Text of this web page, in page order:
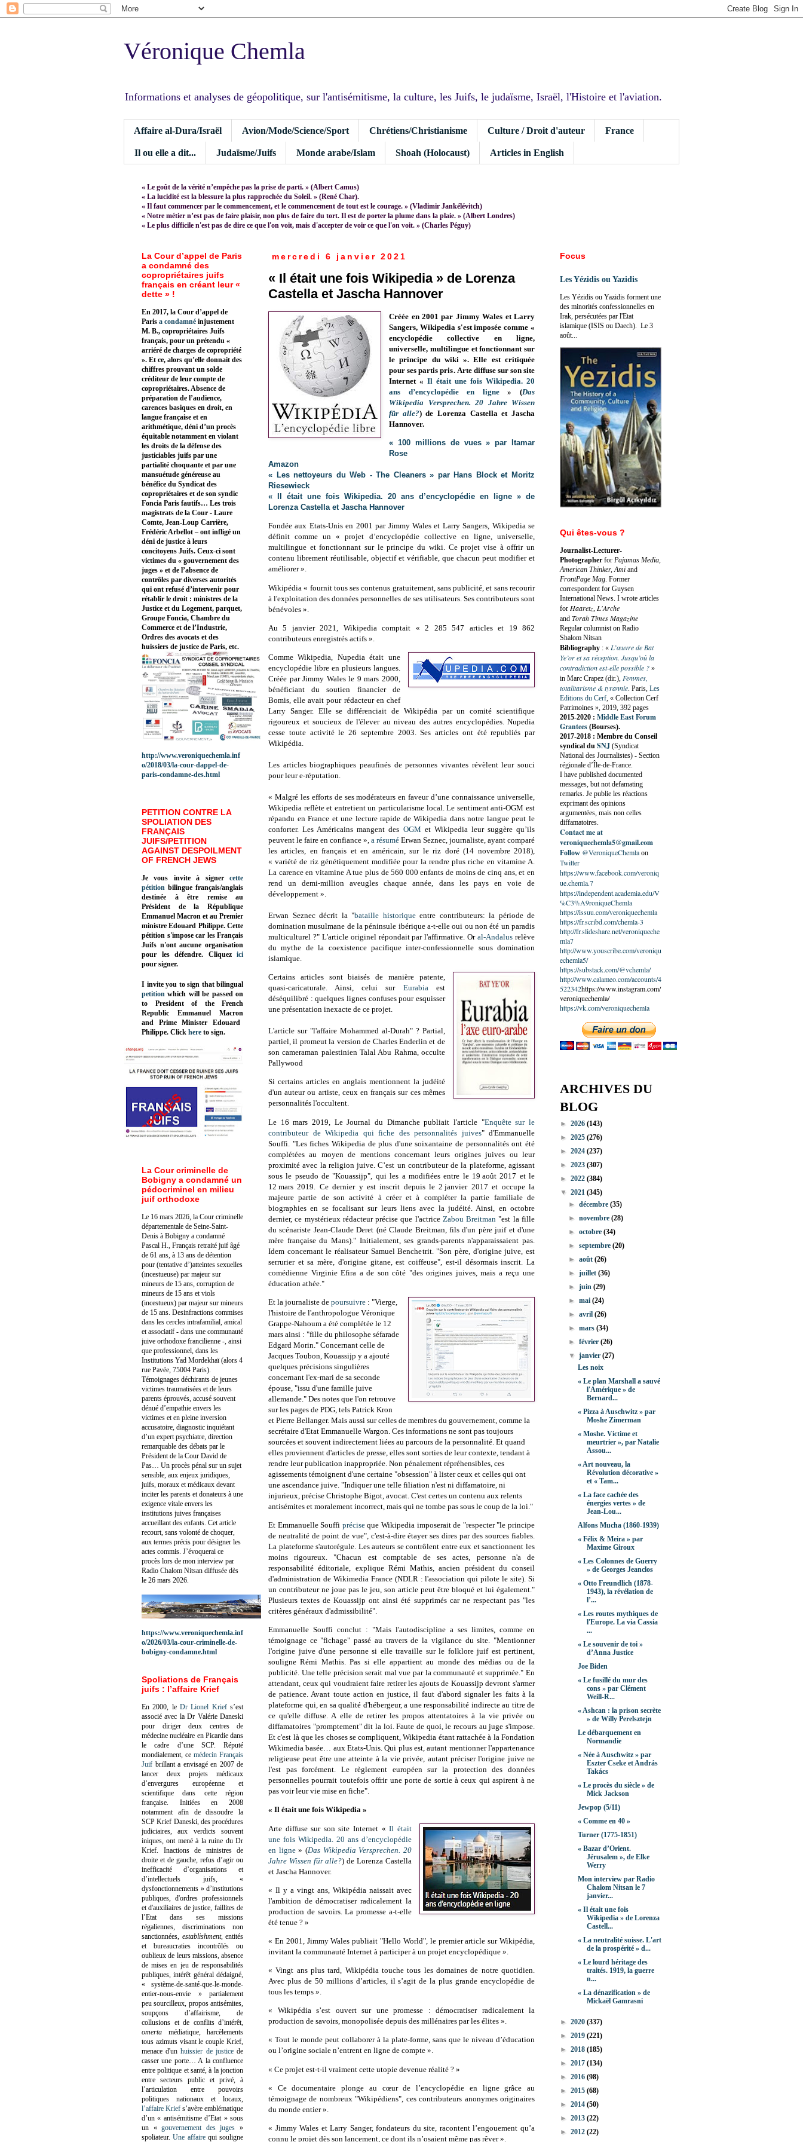
Véronique Chemla
Informations et analyses de géopolitique, sur l'antisémitisme, la culture, les Juifs, le judaïsme, Israël, l'Histoire et l'aviation.
Affaire al-Dura/Israël Avion/Mode/Science/Sport Chrétiens/Christianisme Culture / Droit d'auteur France
Il ou elle a dit... Judaïsme/Juifs Monde arabe/Islam Shoah (Holocaust) Articles in English
« Le goût de la vérité n’empêche pas la prise de parti. » (Albert Camus)
« La lucidité est la blessure la plus rapprochée du Soleil. » (René Char).
« Il faut commencer par le commencement, et le commencement de tout est le courage. » (Vladimir Jankélévitch)
« Notre métier n’est pas de faire plaisir, non plus de faire du tort. Il est de porter la plume dans la plaie. » (Albert Londres)
« Le plus difficile n'est pas de dire ce que l'on voit, mais d'accepter de voir ce que l'on voit. » (Charles Péguy)
mercredi 6 janvier 2021
« Il était une fois Wikipedia » de Lorenza
Castella et Jascha Hannover
Créée en 2001par Jimmy Wales et Larry
Sangers, Wikipedia s'est imposée comme «
encyclopédie collective en ligne,
universelle, multilingue et fonctionnant sur
le principe du wiki». Elle est critiquée
pour ses partis pris. Arte diffuse sur son site
Internet «Il était une fois Wikipedia. 20
ans d’encyclopédie en ligne» (Das
Wikipedia Versprechen. 20 Jahre Wissen
für alle?) de Lorenza Castella et Jascha
Hannover.
« 100 millions de vues » par Itamar
Rose
Amazon
« Les nettoyeurs du Web - The Cleaners » par Hans Block et Moritz
Riesewieck
« Il était une fois Wikipedia. 20 ans d’encyclopédie en ligne » de
Lorenza Castella et Jascha Hannover
Fondée aux Etats-Unis en 2001 par Jimmy Wales et Larry Sangers, Wikipedia se
définit comme un « projet d’encyclopédie collective en ligne, universelle,
multilingue et fonctionnant sur le principe du wiki. Ce projet vise à offrir un
contenu librement réutilisable, objectif et vérifiable, que chacun peut modifier et
améliorer ».
Wikipédia « fournit tous ses contenus gratuitement, sans publicité, et sans recourir
à l'exploitation des données personnelles de ses utilisateurs. Ses contributeurs sont
bénévoles ».
Au 5 janvier 2021, Wikipedia comptait «2 285 547 articles et 19 862
contributeurs enregistrés actifs »
Comme Wikipedia, Nupedia était une
encyclopédie libre en plusieurs langues.
Créée par Jimmy Wales le 9 mars 2000,
bénéficiant du soutien financier de
Bomis, elle avait pour rédacteur en chef
Larry Sanger. Elle se différenciait de Wikipédia par un comité scientifique
rigoureux et soucieux de l'élever au niveau des autres encyclopédies. Nupedia
cesse toute activité le 26 septembre 2003. Ses articles ont été republiés par
Wikipédia.
Les articles biographiques peaufinés de personnes vivantes révèlent leur souci
pour leur e-réputation.
« Malgré les efforts de ses modérateurs en faveur d’une connaissance universelle,
Wikipedia reflète et entretient un particularisme local. Le sentiment anti-OGM est
répandu en France et une lecture rapide de Wikipedia dans notre langue peut le
conforter. Les Américains mangent des OGM et Wikipedia leur suggère qu’ils
peuvent le faire en confiance », a résumé Erwan Seznec, journaliste, ayant comparé
les articles, en français et en américain, sur le riz doré (14 novembre 2018),
« variété de riz génétiquement modifiée pour la rendre plus riche en vitamine A.
La carence en vitamine A tue plus de 560 000 enfants de moins de cinq ans, et en
rend un demi-million aveugles chaque année, dans les pays en voie de
développement ».
Erwan Seznec décrit la "bataille historiqueentre contributeurs: la période de
domination musulmane de la péninsule ibérique a-t-elle oui ou non été un paradis
multiculturel ?" L'article originel répondait par l'affirmative. Oral-Andalusrelève
du mythe de la coexistence pacifique inter-confessionnelle sous domination
islamique.
Certains articles sont biaisés de manière patente,
quasi-caricaturale. Ainsi, celui sur Eurabiaest
déséquilibré : quelques lignes confuses pour esquisser
une présentation inexacte de ce projet.
L'article sur "l'affaire Mohammed al-Durah" ? Partial,
partiel, il promeut la version de Charles Enderlin et de
son cameraman palestinien Talal Abu Rahma, occulte
Pallywood
Si certains articles en anglais mentionnent la judéité
d'un auteur ou artiste, ceux en français sur ces mêmes
personnalités l'occultent.
Le 16 mars 2019, Le Journal du Dimanche publiait l'article "Enquête sur le
contributeur de Wikipedia qui fiche des personnalités juives" d'Emmanuelle
Souffi. "Les fiches Wikipedia de plus d'une soixantaine de personnalités ont été
complétées au moyen de mentions concernant leurs origines juives ou leur
proximité avec la religion juive. C’est un contributeur de la plateforme, agissant
sous le pseudo de "Kouassijp", qui les a modifiées entre le 19 août 2017 et le
12 mars 2019. Ce dernier y est inscrit depuis le 2 janvier 2017 et occupe la
majeure partie de son activité à créer et à compléter la partie familiale de
biographies en se focalisant sur leurs liens avec la judéité. Ainsi, en octobre
dernier, ce mystérieux rédacteur précise que l'actrice Zabou Breitman "est la fille
du scénariste Jean-Claude Deret (né Claude Breitman, fils d'un père juif et d'une
mère française du Mans)." Initialement, ses grands-parents n'apparaissaient pas.
Idem concernant le réalisateur Samuel Benchetrit. "Son père, d'origine juive, est
serrurier et sa mère, d'origine gitane, est coiffeuse", est-il désormais inscrit. La
comédienne Virginie Efira a de son côté "des origines juives, mais a reçu une
éducation athée."
Et la journaliste de poursuivre : "Vierge,
l'histoire de l'anthropologue Véronique
Grappe-Nahoum a été complétée le 12
mars ainsi : "fille du philosophe séfarade
Edgard Morin." Concernant celle de
Jacques Toubon, Kouassijp y a ajouté
quelques précisions singulières
concernant l'ex-mari de sa seconde
épouse, "issu d'une famille juive
allemande." Des notes que l'on retrouve
sur les pages de PDG, tels Patrick Kron
et Pierre Bellanger. Mais aussi sur celles de membres du gouvernement, comme la
secrétaire d'Etat Emmanuelle Wargon. Ces informations ne sont pas toujours
sourcées et souvent indirectement liées au parcours de la personnalité. Et quand
elles proviennent d'articles de presse, elles sont sorties de leur contexte, tendant à
rendre leur publication inappropriée. Non pénalement répréhensibles, ces
agissements témoignent d'une certaine "obsession" à lister ceux et celles qui ont
une ascendance juive. "Indiquer une telle filiation n'est ni diffamatoire, ni
injurieux, précise Christophe Bigot, avocat. C'est certes un contenu aux relents
antisémites et moralement incorrect, mais qui ne tombe pas sous le coup de la loi."
Et Emmanuelle Souffi préciseque Wikipedia imposerait de "respecter "le principe
de neutralité de point de vue", c'est-à-dire étayer ses dires par des sources fiables.
La plateforme s'autorégule. Les auteurs se contrôlent entre eux et sanctionnent les
moins rigoureux. "Chacun est comptable de ses actes, personne n'a de
responsabilité éditoriale, explique Rémi Mathis, ancien président du conseil
d'administration de Wikimedia France (NDLR : l'association qui pilote le site). Si
un contributeur ne joue pas le jeu, son article peut être bloqué et lui également."
Plusieurs textes de Kouassijp ont ainsi été supprimés car ne respectant pas "les
critères généraux d'admissibilité".
Emmanuelle Souffi conclut : "Mais l'autodiscipline a ses limites, comme en
témoignage ce "fichage" passé au travers de la vigilance du site. "Mentionner
l'origine juive d'une personne si elle travaille sur le folklore juif est pertinent,
souligne Rémi Mathis. Pas si elle appartient au monde des médias ou de la
publicité. Une telle précision serait mal vue par la communauté et supprimée." En
attendant, ceux qui voudraient faire retirer les ajouts de Kouassijp devront s'armer
de patience. Avant toute action en justice, il faut d'abord signaler les faits à la
plateforme qui, en sa qualité d'hébergeur, a une responsabilité indirecte au titre de
ce qu'elle diffuse. A elle de retirer les propos attentatoires à la vie privée ou
diffamatoires "promptement" dit la loi. Faute de quoi, le recours au juge s'impose.
Et c'est là que les choses se compliquent, Wikipedia étant rattachée à la Fondation
Wikimedia basée… aux Etats-Unis. Qui plus est, autant mentionner l'appartenance
religieuse peut être une atteinte à la vie privée, autant préciser l'origine juive ne
l'est pas forcément. Le règlement européen sur la protection des données
personnelles pourrait toutefois offrir une porte de sortie à ceux qui aspirent à ne
pas voir leur vie mise en fiche".
« Il était une fois Wikipedia »
Arte diffuse sur son site Internet «Il était
une fois Wikipedia. 20 ans d’encyclopédie
en ligne» (Das Wikipedia Versprechen. 20
Jahre Wissen für alle?) de Lorenza Castella
et Jascha Hannover.
« Il y a vingt ans, Wikipédia naissait avec
l'ambition de démocratiser radicalement la
production de savoirs. La promesse a-t-elle
été tenue ? »
« En 2001, Jimmy Wales publiait "Hello World", le premier article sur Wikipédia,
invitant la communauté Internet à participer à un projet encyclopédique ».
« Vingt ans plus tard, Wikipédia touche tous les domaines de notre quotidien.
Avec plus de 50 millions d’articles, il s’agit de la plus grande encyclopédie de
tous les temps ».
« Wikipédia s’est ouvert sur une promesse : démocratiser radicalement la
production de savoirs, monopolisée depuis des millénaires par les élites ».
« Tout le monde peut collaborer à la plate-forme, sans que le niveau d’éducation
ou l’origine sociale n’entrent en ligne de compte ».
« Ce projet est-t-il vraiment cette utopie devenue réalité ? »
« Ce documentaire plonge au cœur de l’encyclopédie en ligne grâce au
témoignage de nombreux "Wikipédiens", ces contributeurs anonymes originaires
du monde entier ».
« Jimmy Wales et Larry Sanger, fondateurs du site, racontent l’engouement qu’a
connu le projet dès son lancement, ce dont ils n’osaient même pas rêver ».
La Cour d’appel de Paris
a condamné des
copropriétaires juifs
français en créant leur «
dette » !
En 2017, la Cour d’appel de
Paris a condamné injustement
M. B., copropriétaires Juifs
français, pour un prétendu «
arriéré de charges de copropriété
». Et ce, alors qu’elle donnait des
chiffres prouvant un solde
créditeur de leur compte de
copropriétaires. Absence de
préparation de l’audience,
carences basiques en droit, en
langue française et en
arithmétique, déni d’un procès
équitable notamment en violant
les droits de la défense des
justiciables juifs par une
partialité choquante et par une
mansuétude généreuse au
bénéfice du Syndicat des
copropriétaires et de son syndic
Foncia Paris fautifs… Les trois
magistrats de la Cour - Laure
Comte, Jean-Loup Carrière,
Frédéric Arbellot – ont infligé un
déni de justice à leurs
concitoyens Juifs. Ceux-ci sont
victimes du « gouvernement des
juges » et de l’absence de
contrôles par diverses autorités
qui ont refusé d’intervenir pour
rétablir le droit : ministres de la
Justice et du Logement, parquet,
Groupe Foncia, Chambre du
Commerce et de l’Industrie,
Ordres des avocats et des
huissiers de justice de Paris, etc.
http://www.veroniquechemla.inf
o/2018/03/la-cour-dappel-de-
paris-condamne-des.html
PETITION CONTRE LA
SPOLIATION DES
FRANÇAIS
JUIFS/PETITION
AGAINST DESPOILMENT
OF FRENCH JEWS
Je vous invite à signer cette
pétition bilingue français/anglais
destinée à être remise au
Président de la République
Emmanuel Macron et au Premier
ministre Edouard Philippe. Cette
pétition s'impose car les Français
Juifs n'ont aucune organisation
pour les défendre. Cliquez
ici
pour signer.
I invite you to sign that bilingual
petition which will be passed on
to President of the French
Republic Emmanuel Macron
and Prime Minister Edouard
Philippe. Click here to sign.
La Cour criminelle de
Bobigny a condamné un
pédocriminel en milieu
juif orthodoxe
Le 16 mars 2026, la Cour criminelle
départementale de Seine-Saint-
Denis à Bobigny a condamné
Pascal H., Français retraité juif âgé
de 61 ans, à 13 ans de détention
pour (tentative d’)atteintes sexuelles
(incestueuse) par majeur sur
mineurs de 15 ans, corruption de
mineurs de 15 ans et viols
(incestueux) par majeur sur mineurs
de 15 ans. Desinfractions commises
dans les cercles intrafamilial, amical
et associatif - dans une communauté
juive orthodoxe francilienne -, ainsi
que professionnel, dans les
Institutions Yad Mordekhaï (alors 4
rue Pavée, 75004 Paris).
Témoignages déchirants de jeunes
victimes traumatisées et de leurs
parents éprouvés, accusé souvent
dénué d’empathie envers les
victimes et en pleine inversion
accusatoire, diagnostic inquiétant
d’un expert psychiatre, direction
remarquable des débats par le
Président de la Cour David de
Pas… Un procès pénal sur un sujet
sensible, aux enjeux juridiques,
juifs, moraux et médicaux devant
inciter les parents et donateurs à une
exigence vitale envers les
institutions juives françaises
accueillant des enfants. Cet article
recourt, sans volonté de choquer,
aux termes précis pour désigner les
actes commis. J’évoquerai ce
procès lors de mon interview par
Radio Chalom Nitsan diffusée dès
le 26 mars 2026.
https://www.veroniquechemla.inf
o/2026/03/la-cour-criminelle-de-
bobigny-condamne.html
Spoliations de Français
juifs : l’affaire Krief
En 2000, le Dr Lionel Kriefs’est
associé avec la Dr Valérie Daneski
pour diriger deux centres de
médecine nucléaire en Picardie dans
le cadre d’une SCP. Réputé
mondialement, ce médecin Français
Juif brillant a envisagé en 2007 de
lancer deux projets médicaux
d’envergures européenne et
scientifique dans cette région
française. Initiées en 2008
notamment afin de dissoudre la
SCP Krief Daneski, des procédures
judiciaires, aux verdicts souvent
iniques, ont mené à la ruine du Dr
Krief. Inactions de ministres de
droite et de gauche, refus d’agir ou
inefficacité d’organisations et
d’intellectuels juifs, «
dysfonctionnements » d’institutions
publiques, d'ordres professionnels
et d'auxiliaires de justice, faillites de
l’Etat dans ses missions
régaliennes, discriminations non
sanctionnées, establishment, entités
et bureaucraties incontrôlés ou
oublieux de leurs missions, absence
de mises en jeu de responsabilités
publiques, intérêt général dédaigné,
« système-de-santé-que-le-monde-
entier-nous-envie » partialement
peu sourcilleux, propos antisémites,
soupçons d’affairisme, de
collusions et de conflits d’intérêt,
omerta médiatique, harcèlements
tous azimuts visant le couple Krief,
menace d'unhuissier de justicede
casser une porte… A la confluence
entre politique et santé, à la jonction
entre secteurs public et privé, à
l’articulation entre pouvoirs
politiques nationaux et locaux,
l’affaire Krief s’avère emblématique
d’un « antisémitisme d’Etat » sous
un «gouvernement des juges »
spoliateur.Une affairequi souligne
Focus
Les Yézidis ou Yazidis
Les Yézidis ou Yazidis forment une
des minorités confessionnelles en
Irak, persécutées par l'Etat
islamique (ISIS ou Daech). Le 3
août...
Qui êtes-vous ?
Journalist-Lecturer-
Photographer for Pajamas Media,
American Thinker, Ami and
FrontPage Mag. Former
correspondent for Guysen
International News. I wrote articles
for Haaretz, L'Arche
and Torah Times Magazine
Regular columnist on Radio
Shalom Nitsan
Bibliography : « L’œuvre de Bat
Ye’or et sa réception. Jusqu’où la
contradiction est-elle possible ? »
in Marc Crapez (dir.), Femmes,
totalitarisme & tyrannie. Paris, Les
Editions du Cerf, « Collection Cerf
Patrimoines », 2019, 392 pages
2015-2020 : Middle East Forum
Grantees (Bourses).
2017-2018 : Membre du Conseil
syndical du SNJ (Syndicat
National des Journalistes) - Section
régionale d’Île-de-France.
I have published documented
messages, but not defamating
remarks. Je publie les réactions
exprimant des opinions
argumentées, mais non celles
diffamatoires.
Contact me at
veroniquechemla5@gmail.com
Follow @VeroniqueChemlaon
Twitter
https://www.facebook.com/veroniq
ue.chemla.7
https://independent.academia.edu/V
%C3%A9roniqueChemla
https://issuu.com/veroniquechemla
https://fr.scribd.com/chemla-3
http://fr.slideshare.net/veroniqueche
mla7
http://www.youscribe.com/veroniqu
echemla5/
https://substack.com/@vchemla/
http://www.calameo.com/accounts/4
522342https://www.instagram.com/
veroniquechemla/
https://vk.com/veroniquechemla
ARCHIVES DU
BLOG
► 2026 (143)
► 2025 (276)
► 2024 (237)
► 2023 (307)
► 2022 (384)
▼ 2021 (345)
►décembre(35)
►novembre(28)
►octobre(34)
►septembre(20)
►août(26)
►juillet(36)
►juin(29)
►mai(24)
►avril(26)
►mars(34)
►février(26)
▼janvier(27)
Les noix
« Le plan Marshall a sauvé
l'Amérique » de
Bernard...
« Pizza à Auschwitz » par
Moshe Zimerman
« Moshe. Victime et
meurtrier », par Natalie
Assou...
« Art nouveau, la
Révolution décorative »
et « Tam...
« La face cachée des
énergies vertes » de
Jean-Lou...
Alfons Mucha (1860-1939)
« Félix & Meira » par
Maxime Giroux
« Les Colonnes de Guerry
» de Georges Jeanclos
« Otto Freundlich (1878-
1943), la révélation de
l’...
« Les routes mythiques de
l'Europe. La via Cassia
...
« Le souvenir de toi »
d’Anna Justice
Joe Biden
« Le fusillé du mur des
cons » par Clément
Weill-R...
« Ashcan : la prison secrète
» de Willy Perelsztejn
Le débarquement en
Normandie
« Née à Auschwitz » par
Eszter Cseke et András
Takács
« Le procès du siècle » de
Mick Jackson
Jewpop (5/11)
« Comme en 40 »
Turner (1775-1851)
« Bazar d’Orient.
Jérusalem », de Elke
Werry
Mon interview par Radio
Chalom Nitsan le 7
janvier...
« Il était une fois
Wikipedia » de Lorenza
Castell...
« La neutralité suisse. L'art
de la prospérité » d...
« Le lourd héritage des
traités. 1919, la guerre
n...
« La dénazification » de
Mickaël Gamrasni
► 2020 (337)
► 2019 (221)
► 2018 (185)
► 2017 (134)
► 2016 (98)
► 2015 (68)
► 2014 (50)
► 2013 (22)
► 2012 (22)